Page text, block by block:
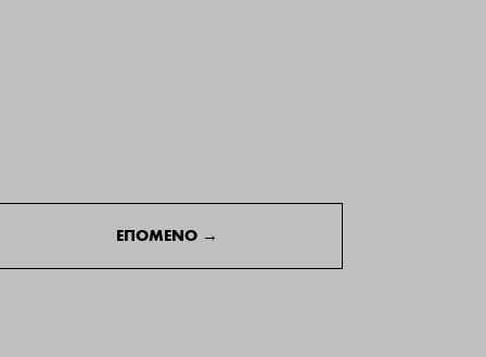
ΕΠΟΜΕΝΟ →